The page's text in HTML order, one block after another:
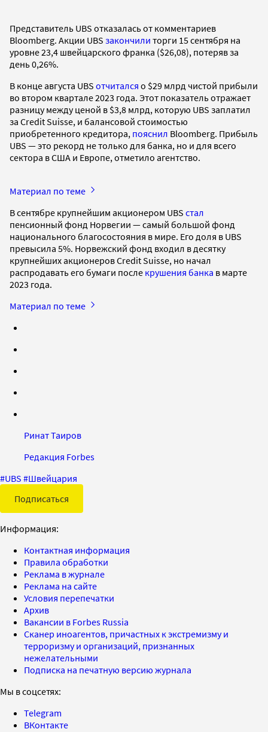
Представитель UBS отказалась от комментариев
Bloomberg. Акции UBS закончили торги 15 сентября на
уровне 23,4 швейцарского франка ($26,08), потеряв за
день 0,26%.
В конце августа UBS отчитался о $29 млрд чистой прибыли
во втором квартале 2023 года. Этот показатель отражает
разницу между ценой в $3,8 млрд, которую UBS заплатил
за Credit Suisse, и балансовой стоимостью
приобретенного кредитора, пояснил Bloomberg. Прибыль
UBS — это рекорд не только для банка, но и для всего
сектора в США и Европе, отметило агентство.
Материал по теме
В сентябре крупнейшим акционером UBS стал
пенсионный фонд Норвегии — самый большой фонд
национального благосостояния в мире. Его доля в UBS
превысила 5%. Норвежский фонд входил в десятку
крупнейших акционеров Credit Suisse, но начал
распродавать его бумаги после крушения банка в марте
2023 года.
Материал по теме
Ринат Таиров
Редакция Forbes
#UBS #Швейцария
Подписаться
Информация:
Контактная информация
Правила обработки
Реклама в журнале
Реклама на сайте
Условия перепечатки
Архив
Вакансии в Forbes Russia
Сканер иноагентов, причастных к экстремизму и
терроризму и организаций, признанных
нежелательными
Подписка на печатную версию журнала
Мы в соцсетях:
Telegram
ВКонтакте